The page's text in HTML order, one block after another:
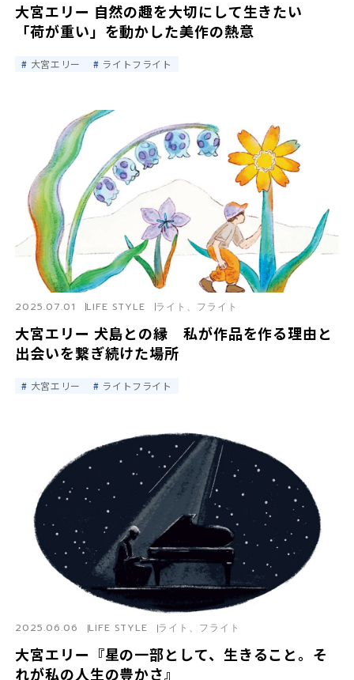
大宮エリー 自然の趣を大切にして生きたい
「荷が重い」を動かした美作の熱意
大宮エリー ライトフライト
大宮エリー 犬島との縁 私が作品を作る理由と
出会いを繋ぎ続けた場所
2025.07.01 LIFE STYLE ライト、フライト
大宮エリー ライトフライト
大宮エリー『星の一部として、生きること。そ
れが私の人生の豊かさ』
2025.06.06 LIFE STYLE ライト、フライト